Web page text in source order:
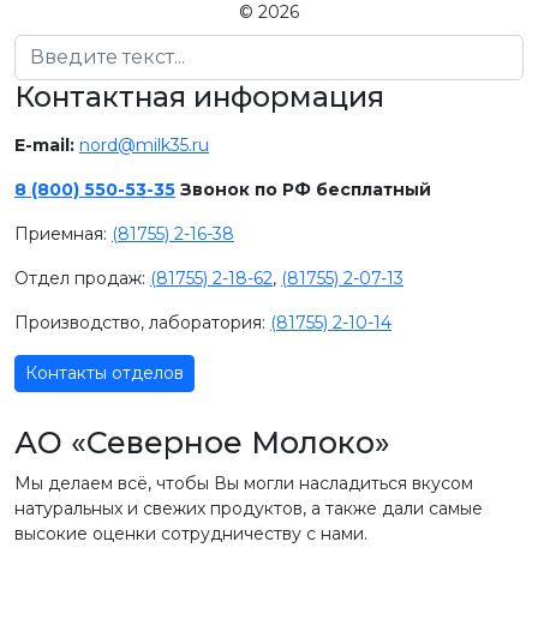
© 2026
Поиск
Контактная информация
E-mail: nord@milk35.ru
8 (800) 550-53-35 Звонок по РФ бесплатный
Приемная: (81755) 2-16-38
Отдел продаж: (81755) 2-18-62, (81755) 2-07-13
Производство, лаборатория: (81755) 2-10-14
Контакты отделов
АО «Северное Молоко»
Мы делаем всё, чтобы Вы могли насладиться вкусом
натуральных и свежих продуктов, а также дали самые
высокие оценки сотрудничеству с нами.